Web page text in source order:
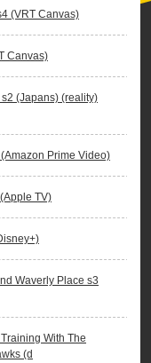
(VRT Canvas)
Canvas)
(Japans) (reality)
Prime Video)
TV)
Waverly Place s3
With The
(d